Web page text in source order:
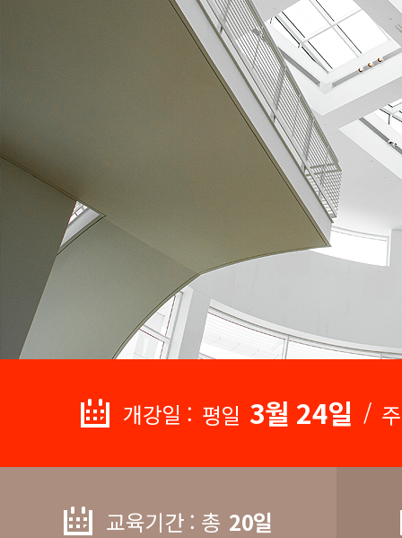
개강일 : 평일 3월 24일 /
교육기간 : 총 20일